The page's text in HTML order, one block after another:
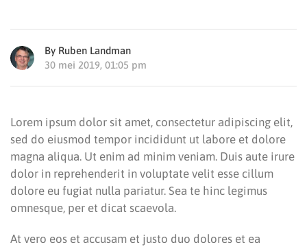
By Ruben Landman
30 mei 2019, 01:05 pm
Lorem ipsum dolor sit amet, consectetur adipiscing elit,
sed do eiusmod tempor incididunt ut labore et dolore
magna aliqua. Ut enim ad minim veniam. Duis aute irure
dolor in reprehenderit in voluptate velit esse cillum
dolore eu fugiat nulla pariatur. Sea te hinc legimus
omnesque, per et dicat scaevola.
At vero eos et accusam et justo duo dolores et ea